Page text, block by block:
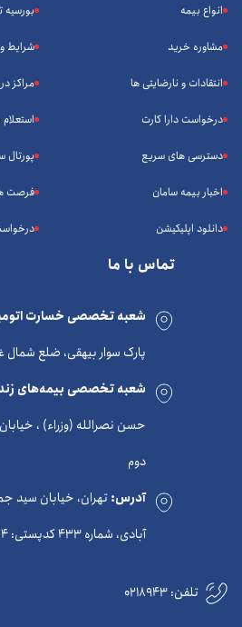
انواع بیمه
مشاوره خرید
انتقادات و نارضایتی ها
درخواست دارا کارت
دسترسی های سریع
اخبار بیمه سامان
دانلود اپلیکیشن
شرایط
مراکز
پورتال
فرصت
تماس با ما
شعبه تخصصی خسارت
پارک سوار بیهقی، ضلع شمال
شعبه تخصصی بیمه‌های
دوم
آدرس:تهران، خیابان سید
آبادی، شماره 433 کدپستی: 1434933574
تلفن:0218943